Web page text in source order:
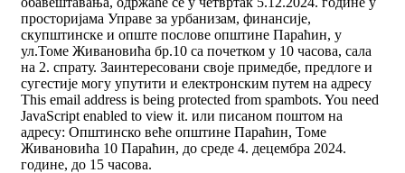
просторијама Управе за урбанизам, финансије,
скупштинске и опште послове општине Параћин, у
ул.Томе Живановића бр.10 са почетком у 10 часова, сала
на 2. спрату. Заинтересовани своје примедбе, предлоге и
сугестије могу упутити и електронским путем на адресу
This email address is being protected from spambots. You need
JavaScript enabled to view it. или писаном поштом на
адресу: Општинско веће општине Параћин, Томе
Живановића 10 Параћин, до среде 4. децембра 2024.
године, до 15 часова.